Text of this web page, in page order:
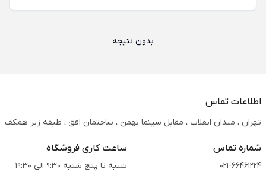
بدون نتیجه
اطلاعات تماس
تهران ، میدان انقلاب ، مقابل سینما بهمن ، ساختمان افق ، طبقه زیر همکف
شماره تماس
021-66461224
ساعت کاری فروشگاه
شنبه تا پنج شنبه 9:30 الی 19:30